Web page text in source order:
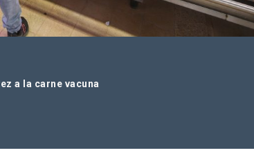
a la carne vacuna